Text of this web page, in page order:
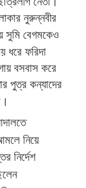
নুরুন্নবীর
সুমি বেগমকেও
ধরে ফরিদা
বসবাস করে
পুত্র কন্যাদের
।
নিয়ে
নির্দেশ